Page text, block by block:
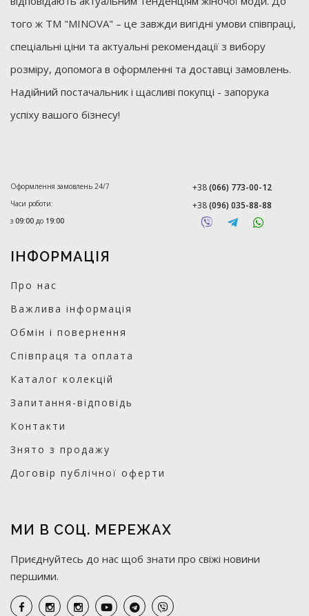
того ж ТМ "MINOVA" – це завжди вигідні умови співпраці,
спеціальні ціни та актуальні рекомендації з вибору
розміру, допомога в оформленні та доставці замовлень.
Надійний постачальник і щасливі покупці - запорука
успіху вашого бізнесу!
Оформлення замовлень 24/7
Часи роботи:
з 09:00 до 19:00
+38(066) 773-00-12
+38(096) 035-88-88
ІНФОРМАЦІЯ
Про нас
Важлива інформація
Обмін і повернення
Співпраця та оплата
Каталог колекцій
Запитання-відповідь
Контакти
Знято з продажу
Договір публічної оферти
МИ В СОЦ. МЕРЕЖАХ
Приєднуйтесь до нас щоб знати про свіжі новини
першими.